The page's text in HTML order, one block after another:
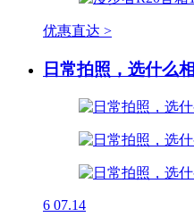
优惠直达 >
日常拍照，选什么
6 07.14